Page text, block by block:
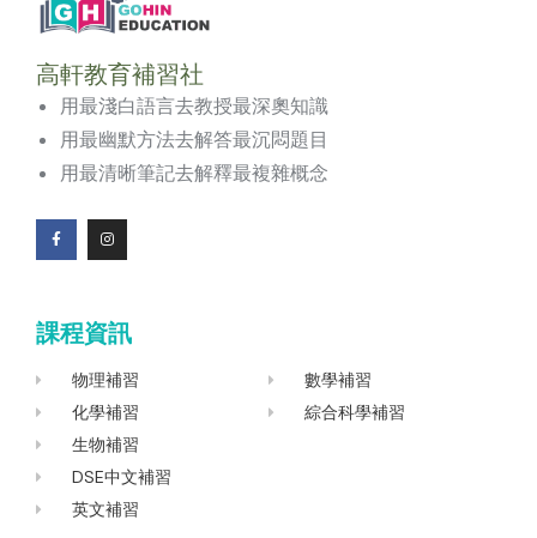
高軒教育補習社
用最淺白語言去教授最深奧知識
用最幽默方法去解答最沉悶題目
用最清晰筆記去解釋最複雜概念
F
a
o
o
I
n
g
r
a
課程資訊
物理補習
化學補習
生物補習
DSE中文補習
英文補習
數學補習
綜合科學補習